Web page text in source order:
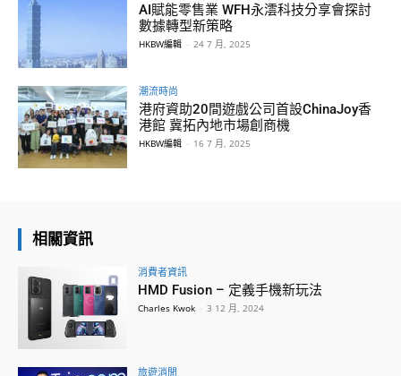
AI賦能零售業 WFH永澐科技分享會探討
數據轉型新策略
HKBW編輯 - 24 7 月, 2025
潮流時尚
港府資助20間遊戲公司首設ChinaJoy香
港館 冀拓內地市場創商機
HKBW編輯 - 16 7 月, 2025
相關資訊
消費者資訊
HMD Fusion – 定義手機新玩法
Charles Kwok - 3 12 月, 2024
旅遊消閒